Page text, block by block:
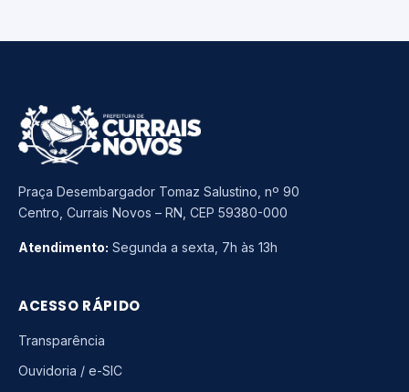
Praça Desembargador Tomaz Salustino, nº 90
Centro, Currais Novos – RN, CEP 59380-000
Atendimento: Segunda a sexta, 7h às 13h
ACESSO RÁPIDO
Transparência
Ouvidoria / e-SIC